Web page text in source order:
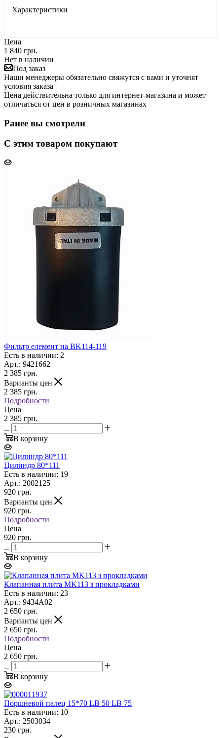
Характеристики
Цена
1 840 грн.
Нет в наличии
Под заказ
Наши менеджеры обязательно свяжутся с вами и уточнят
условия заказа
Цена действительна только для интернет-магазина и может
отличаться от цен в розничных магазинах
Ранее вы смотрели
С этим товаром покупают
Фильтр елемент на BK114-119
Есть в наличии: 2
Арт.: 9421662
2 385 грн.
Варианты цен
2 385 грн.
Подробности
Цена
2 385 грн.
В корзину
Цилиндр 80*111
Есть в наличии: 19
Арт.: 2002125
920 грн.
Варианты цен
920 грн.
Подробности
Цена
920 грн.
В корзину
Клапанная плита MK113 з прокладками
Есть в наличии: 23
Арт.: 9434A02
2 650 грн.
Варианты цен
2 650 грн.
Подробности
Цена
2 650 грн.
В корзину
Поршневой палец 15*70 LB 50 LB 75
Есть в наличии: 10
Арт.: 2503034
230 грн.